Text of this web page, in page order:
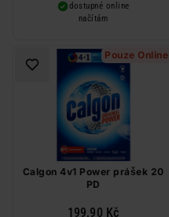
dostupné online
načítám
Pouze Online
Calgon 4v1 Power prášek 20
PD
199,90 Kč